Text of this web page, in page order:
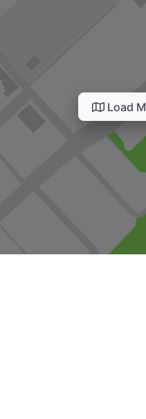
Load